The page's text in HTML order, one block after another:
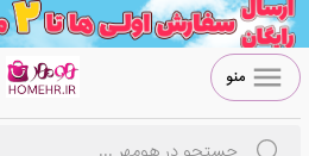
منو